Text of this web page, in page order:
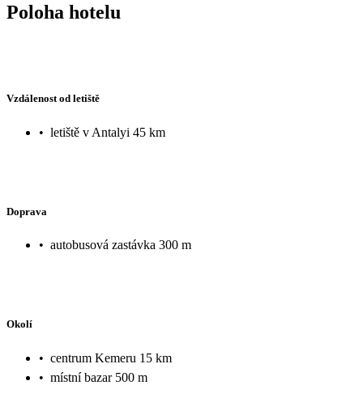
Poloha hotelu
Vzdálenost od letiště
• letiště v Antalyi 45 km
Doprava
• autobusová zastávka 300 m
Okolí
• centrum Kemeru 15 km
• místní bazar 500 m